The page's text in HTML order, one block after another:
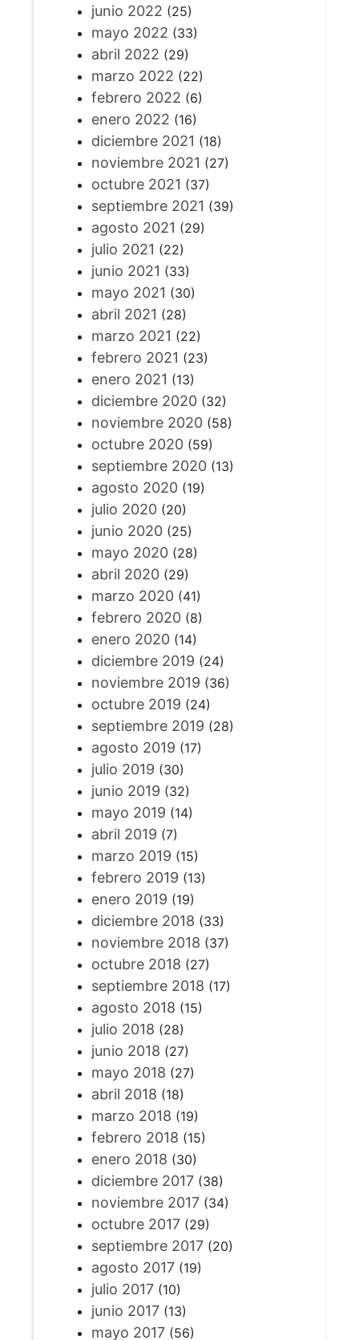
junio 2022 (25)
mayo 2022 (33)
abril 2022 (29)
marzo 2022 (22)
febrero 2022 (6)
enero 2022 (16)
diciembre 2021 (18)
noviembre 2021 (27)
octubre 2021 (37)
septiembre 2021 (39)
agosto 2021 (29)
julio 2021 (22)
junio 2021 (33)
mayo 2021 (30)
abril 2021 (28)
marzo 2021 (22)
febrero 2021 (23)
enero 2021 (13)
diciembre 2020(32)
noviembre 2020(58)
octubre 2020(59)
septiembre 2020(13)
agosto 2020(19)
julio 2020(20)
junio 2020(25)
mayo 2020(28)
abril 2020(29)
marzo 2020(41)
febrero 2020(8)
enero 2020(14)
diciembre 2019 (24)
noviembre 2019 (36)
octubre 2019 (24)
septiembre 2019 (28)
agosto 2019 (17)
julio 2019 (30)
junio 2019 (32)
mayo 2019 (14)
abril 2019 (7)
marzo 2019 (15)
febrero 2019 (13)
enero 2019 (19)
diciembre 2018 (33)
noviembre 2018 (37)
octubre 2018 (27)
septiembre 2018 (17)
agosto 2018 (15)
julio 2018 (28)
junio 2018 (27)
mayo 2018 (27)
abril 2018 (18)
marzo 2018 (19)
febrero 2018 (15)
enero 2018 (30)
diciembre 2017(38)
noviembre 2017(34)
octubre 2017(29)
septiembre 2017(20)
agosto 2017(19)
julio 2017(10)
junio 2017(13)
mayo 2017(56)